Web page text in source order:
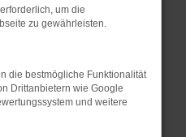
die Seite in einem
in einem privaten
vorübergehende
um die
zu gewährleisten.
die bestmögliche Funktionalität
Drittanbietern wie Google
und weitere